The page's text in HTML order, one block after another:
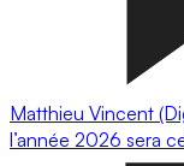
Matthieu Vincent
l’année 2026 sera